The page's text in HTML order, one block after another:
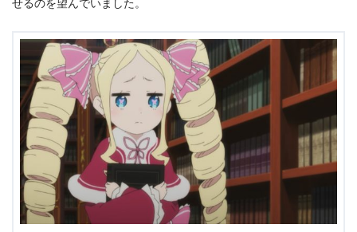
せるのを望んでいました。